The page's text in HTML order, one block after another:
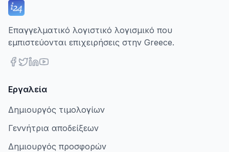
Επαγγελματικό λογιστικό λογισμικό που
εμπιστεύονται επιχειρήσεις στην Greece.
Εργαλεία
Δημιουργός τιμολογίων
Γεννήτρια αποδείξεων
Δημιουργός προσφορών